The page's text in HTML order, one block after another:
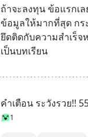
ถ้าจะลงทุน ข้อแรกเ
ข้อมูลให้มากที่สุด กร
ยึดติดกับความสำเร็จ
เป็นบทเรียน
คำเตือน ระวังรวย!!
1